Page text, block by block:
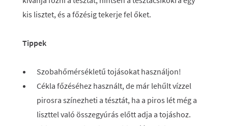
kis lisztet, és a főzésig tekerje fel őket.
Tippek
Szobahőmérsékletű tojásokat használjon!
Cékla főzéséhez használt, de már lehűlt vízzel
pirosra színezheti a tésztát, ha a piros lét még a
liszttel való összegyúrás előtt adja a tojáshoz.